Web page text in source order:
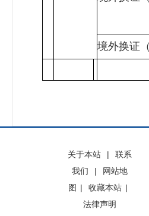
境外换证
关于本站 |
联系
我们
|
网站地
图 | 收藏本站 |
法律声明